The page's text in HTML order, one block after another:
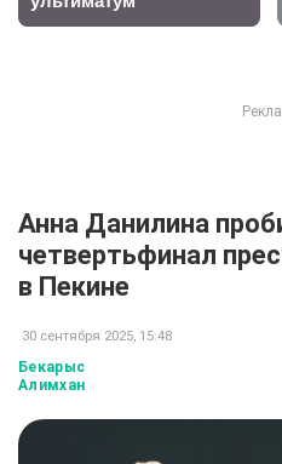
Анна Данилина
четвертьфинал
в Пекине
30 сентября 2025, 15:48
Бекарыс
Алимхан